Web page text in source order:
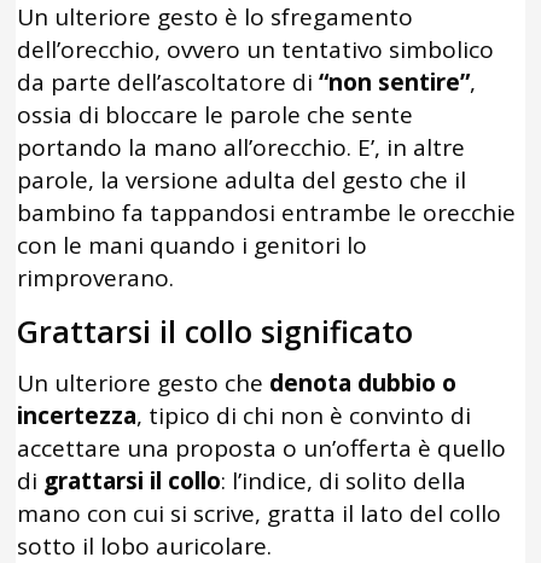
Un ulteriore gesto è lo sfregamento
dell’orecchio, ovvero un tentativo simbolico
da parte dell’ascoltatore di“non sentire”,
ossia di bloccare le parole che sente
portando la mano all’orecchio. E’, in altre
parole, la versione adulta del gesto che il
bambino fa tappandosi entrambe le orecchie
con le mani quando i genitori lo
rimproverano.
Grattarsi il collo significato
Un ulteriore gesto che denota dubbio o
incertezza, tipico di chi non è convinto di
accettare una proposta o un’offerta è quello
di grattarsi il collo: l’indice, di solito della
mano con cui si scrive, gratta il lato del collo
sotto il lobo auricolare.